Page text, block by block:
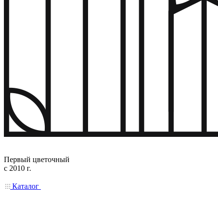
Первый цветочный
с 2010 г.
Каталог